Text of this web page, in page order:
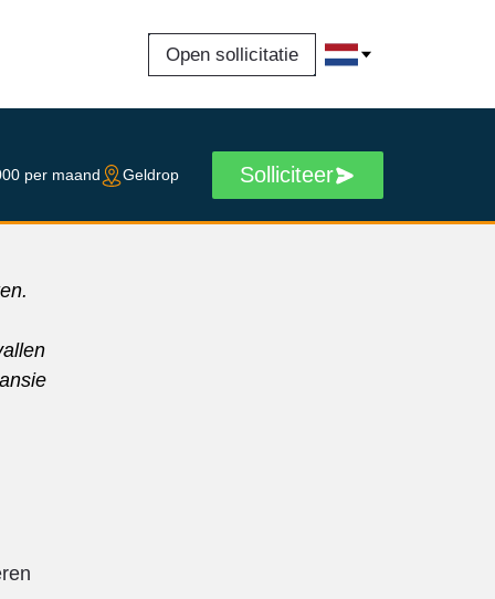
Open sollicitatie
per maand Geldrop Solliciteer